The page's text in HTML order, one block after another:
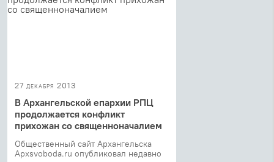
27 декабря 2013
В Архангельской епархии РПЦ
продолжается конфликт
прихожан со священноначалием
Общественный сайт Архангельска
Apxsvoboda.ru опубликовал недавно